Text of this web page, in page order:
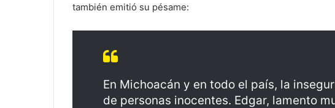
también emitió su pésame:
En Michoacán y en todo el país, la
de personas inocentes. Edgar, lamento